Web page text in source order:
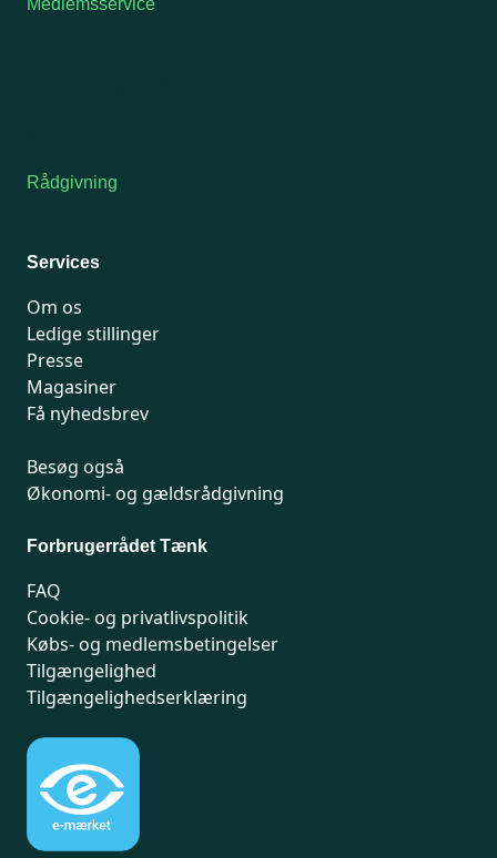
Medlemsservice
Rådgivning
Services
Om os
Ledige stillinger
Presse
Magasiner
Få nyhedsbrev
Besøg også
Økonomi- og gældsrådgivning
Forbrugerrådet Tænk
FAQ
Cookie- og privatlivspolitik
Købs- og medlemsbetingelser
Tilgængelighed
Tilgængelighedserklæring